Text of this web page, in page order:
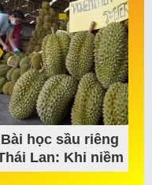
Bài học sầu riêng
Lan: Khi niềm
thị trường bắt…